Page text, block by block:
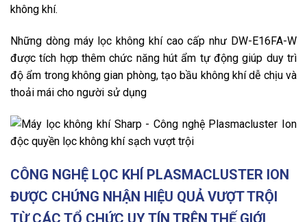
không khí.
Những dòng máy lọc không khí cao cấp như DW-E16FA-W
được tích hợp thêm chức năng hút ẩm tự động giúp duy trì
độ ẩm trong không gian phòng, tạo bầu không khí dễ chịu và
thoải mái cho người sử dụng
CÔNG NGHỆ LỌC KHÍ PLASMACLUSTER ION
ĐƯỢC CHỨNG NHẬN HIỆU QUẢ VƯỢT TRỘI